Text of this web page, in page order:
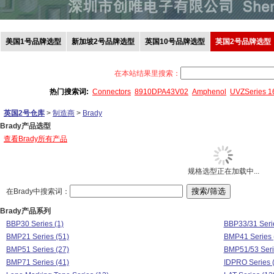
美国1号品牌选型 新加坡2号品牌选型 英国10号品牌选型 英国2号品牌选型
在本站结果里搜索：
热门搜索词: Connectors 8910DPA43V02 Amphenol UVZSeries
英国2号仓库 > 制造商 > Brady
Brady产品选型
查看Brady所有产品
规格选型正在加载中...
在Brady中搜索词：
Brady产品系列
BBP30 Series (1)
BBP33/31
BMP21 Series (51)
BMP41 Series
BMP51 Series (27)
BMP51/53
BMP71 Series (41)
IDPRO Series